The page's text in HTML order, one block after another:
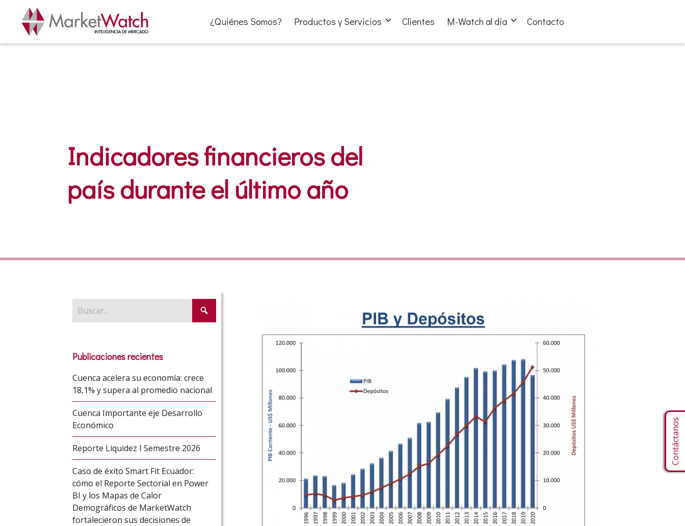
¿Quiénes Somos? Productos y Servicios Clientes M-Watch al día Contacto
Indicadores financieros del
país durante el último año
Publicaciones recientes
Cuenca acelera su economía: crece
18,1% y supera al promedio nacional
Cuenca Importante eje Desarrollo
Económico
Reporte Liquidez I Semestre 2026
Caso de éxito Smart Fit Ecuador:
cómo el Reporte Sectorial en Power
BI y los Mapas de Calor
Demográficos de MarketWatch
fortalecieron sus decisiones de
Contáctanos